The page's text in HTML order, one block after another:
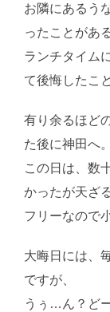
お隣にあるう
ったことがある
ランチタイム
て後悔したこ
有り余るほど
た後に神田へ。
この日は、数
かったが天ざ
フリーなので
大晦日には、
ですが、
うぅ…ん？ど